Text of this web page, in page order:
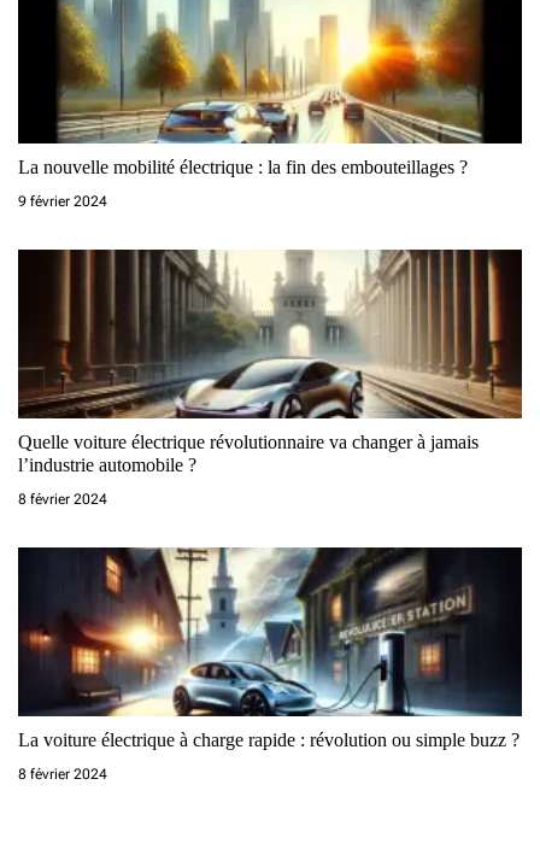
La nouvelle mobilité électrique : la fin des embouteillages ?
9 février 2024
Quelle voiture électrique révolutionnaire va changer à jamais
l’industrie automobile ?
8 février 2024
La voiture électrique à charge rapide : révolution ou simple buzz ?
8 février 2024